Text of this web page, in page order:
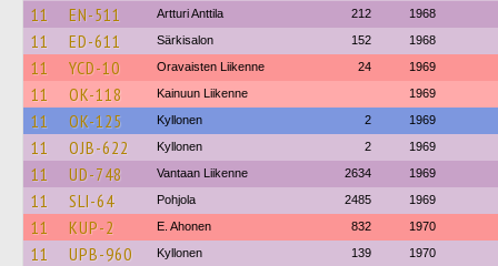
11 EN-511 Artturi Anttila 212 1968
11 ED-611 Särkisalon 152 1968
11 YCD-10 Oravaisten Liikenne 24 1969
11 OK-118 Kainuun Liikenne 1969
11 OK-125 Kyllonen 2 1969
11 OJB-622 Kyllonen 2 1969
11 UD-748 Vantaan Liikenne 2634 1969
11 SLI-64 Pohjola 2485 1969
11 KUP-2 E. Ahonen 832 1970
11 UPB-960 Kyllonen 139 1970